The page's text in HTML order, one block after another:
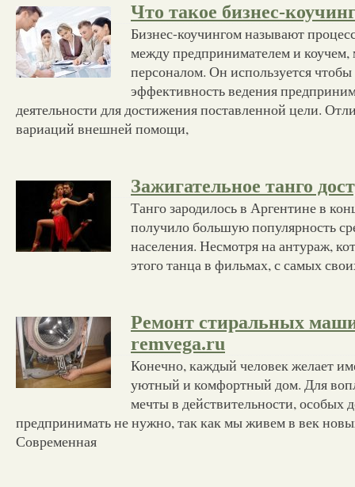
Что такое бизнес-
Бизнес-коучингом называют
между предпринимателем и
персоналом. Он используется
эффективность ведения
деятельности для достижения поставленной цели.
вариаций внешней помощи,
Зажигательное танго
Танго зародилось в Аргентине в
получило большую популярность
населения. Несмотря на антураж,
этого танца в фильмах, с самых
Ремонт стиральных
remvega.ru
Конечно, каждый человек желает
уютный и комфортный дом. Для
мечты в действительности, особых
предпринимать не нужно, так как мы живем в век
Современная